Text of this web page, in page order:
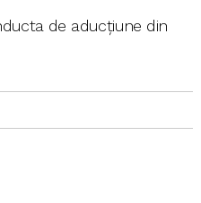
de aducțiune din